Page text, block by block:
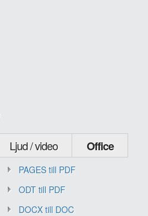
Ljud / video Office
PAGES till PDF
ODT till PDF
DOCX till DOC